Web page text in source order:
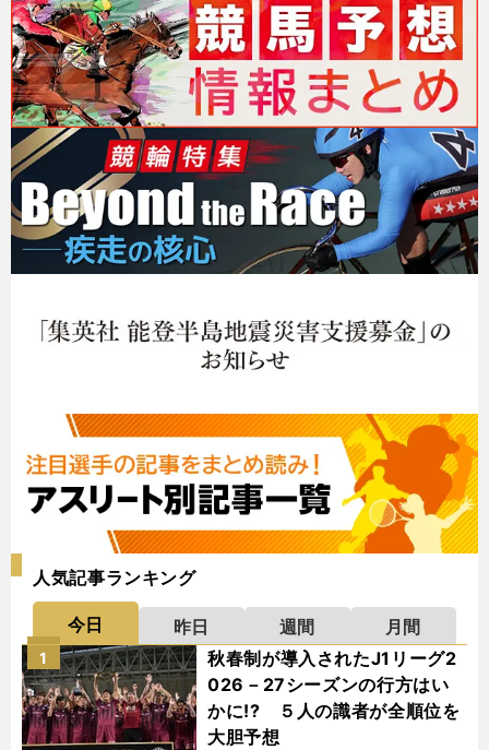
人気記事ランキング
今日 昨日 週間
月間
秋春制が導入されたJ1リーグ2
026－27シーズンの行方はい
かに!? ５人の識者が全順位を
大胆予想
1